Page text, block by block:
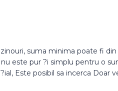
suma minima poate fi din
este pur ?i simplu pentru o
Este posibil sa incerca Doar